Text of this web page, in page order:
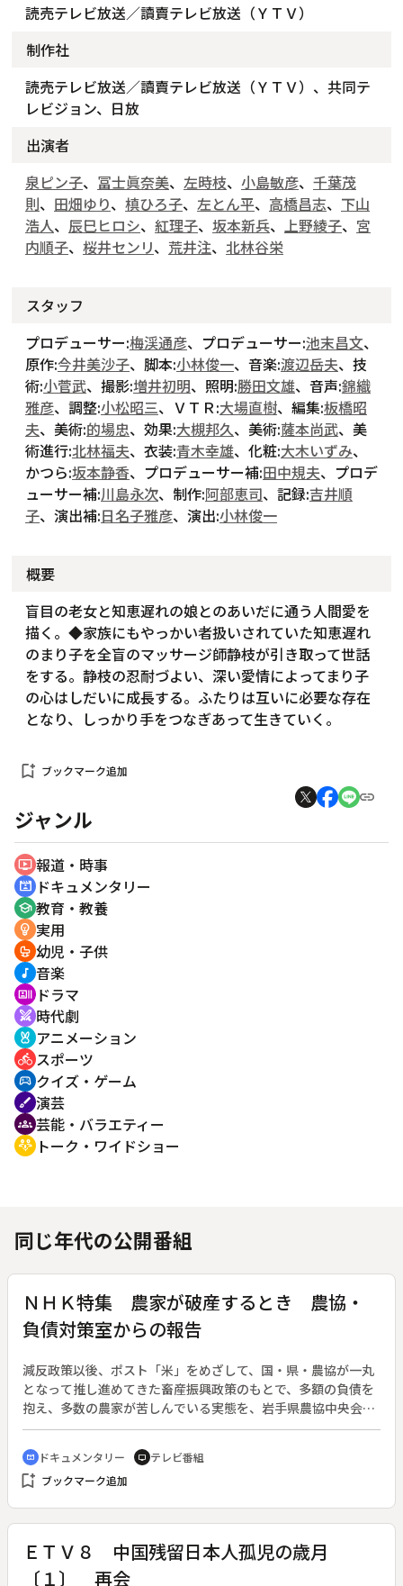
読売テレビ放送／讀賣テレビ放送（ＹＴＶ）
制作社
読売テレビ放送／讀賣テレビ放送（ＹＴＶ）、共同テ
レビジョン、日放
出演者
泉ピン子、 冨士眞奈美、 左時枝、 小島敏彦、 千葉茂
則、 田畑ゆり、 槙ひろ子、 左とん平、 高橋昌志、 下山
浩人、 辰巳ヒロシ、 紅理子、 坂本新兵、 上野綾子、 宮
内順子、 桜井センリ、 荒井注、 北林谷栄
スタッフ
プロデューサー:梅渓通彦、プロデューサー:池末昌文、
原作:今井美沙子、脚本:小林俊一、音楽:渡辺岳夫、技
術:小菅武、撮影:増井初明、照明:勝田文雄、音声:錦織
雅彦、調整:小松昭三、ＶＴＲ:大場直樹、編集:板橋昭
夫、美術:的場忠、効果:大槻邦久、美術:薩本尚武、美
術進行:北林福夫、衣装:青木幸雄、化粧:大木いずみ、
かつら:坂本静香、プロデューサー補:田中規夫、プロデ
ューサー補:川島永次、制作:阿部恵司、記録:吉井順
子、演出補:日名子雅彦、演出:小林俊一
概要
盲目の老女と知恵遅れの娘とのあいだに通う人間愛を
描く。◆家族にもやっかい者扱いされていた知恵遅れ
のまり子を全盲のマッサージ師静枝が引き取って世話
をする。静枝の忍耐づよい、深い愛情によってまり子
の心はしだいに成長する。ふたりは互いに必要な存在
となり、しっかり手をつなぎあって生きていく。
bookmark_add ブックマーク追加
ジャンル
ondemand_video 報道・時事
cinematic_blur ドキュメンタリー
school 教育・教養
emoji_objects 実用
crib 幼児・子供
music_note 音楽
recent_actors ドラマ
swords 時代劇
cruelty_free アニメーション
directions_bike スポーツ
sports_esports クイズ・ゲーム
brush 演芸
groups 芸能・バラエティー
adaptive_audio_mic トーク・ワイドショー
同じ年代の公開番組
ＮＨＫ特集 農家が破産するとき 農協・
負債対策室からの報告
減反政策以後、ポスト「米」をめざして、国・県・農協が一丸
となって推し進めてきた畜産振興政策のもとで、多額の負債を
抱え、多数の農家が苦しんでいる実態を、岩手県農協中央会の
負債対策室を軸に綴った報告。◆金融の自由化の中で農協が金
融機関として生き残るためには、固定化負債の解消が至上命
令。農協は農家から貸付金を回収するため、各農家の家計管理
を徹底して行い、回収できないと判断したときは農地の切売り
債が原因で破産し、離農した農家は、１～２年で千戸にのぼる
cinematic_blur ドキュメンタリー tv テレビ番組
bookmark_add ブックマーク追加
ＥＴＶ８ 中国残留日本人孤児の歳月
〔１〕 再会